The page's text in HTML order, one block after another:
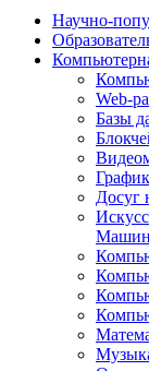
Научно-
Web-
Базы
Досуг